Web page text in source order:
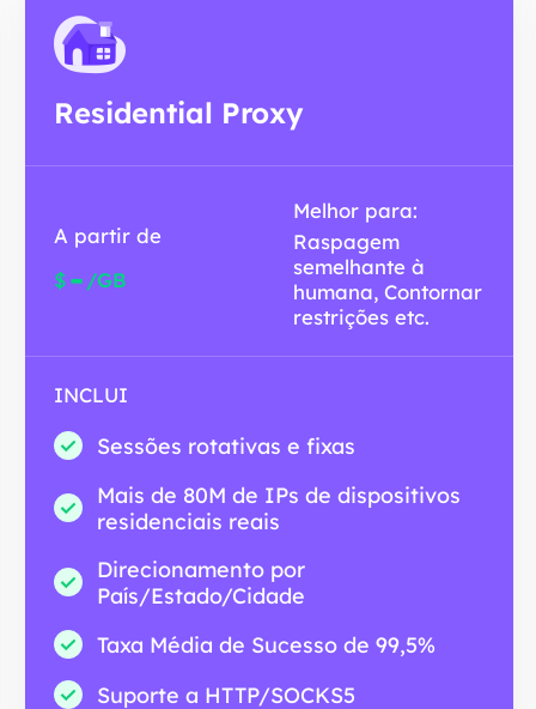
Residential Proxy
A partir de
$- /GB
Melhor para:
Raspagem
semelhante à
humana, Contornar
restrições etc.
INCLUI
Sessões rotativas e fixas
Mais de 80M de IPs de dispositivos
residenciais reais
Direcionamento por
País/Estado/Cidade
Taxa Média de Sucesso de 99,5%
Suporte a HTTP/SOCKS5